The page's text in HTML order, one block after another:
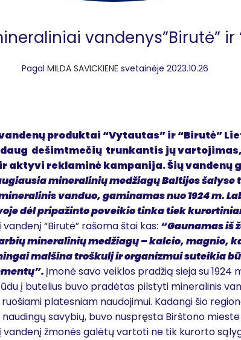
vandenys”Birutė” ir
Pagal MILDA SAVICKIENE svetainėje 2023.10.26
produktai “Vytautas” ir “Birutė”
dešimtmečių trunkantis jų
aktyvi reklaminė kampanija. Šių
mineralinių medžiagų Baltijos
vanduo, gaminamas nuo 1924 m.
dėl pripažinto poveikio tinka tiek
“Birutė” rašoma štai kas: “Gaunamas iš
mineralinių medžiagų – kalcio, magnio,
malšina troškulį ir organizmui suteikia
Įmonė savo veiklos pradžią sieja su
į butelius buvo pradėtas pilstyti mineralinis
platesniam naudojimui. Kadangi šio
savybių, buvo nuspręsta Birštono
žmonės galėtų vartoti ne tik kurorto